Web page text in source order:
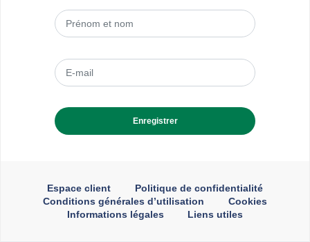
Espace client
Politique de confidentialité
Conditions générales d’utilisation
Cookies
Informations légales
Liens utiles